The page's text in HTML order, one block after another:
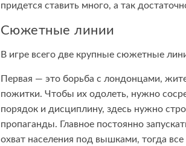
придется ставить много, а так
Сюжетные линии
В игре всего две крупные сюжетные
Первая — это борьба с лондонцами,
пожитки. Чтобы их одолеть, нужно
порядок и дисциплину, здесь нужно
пропаганды. Главное постоянно
охват населения под вышками, тогда все